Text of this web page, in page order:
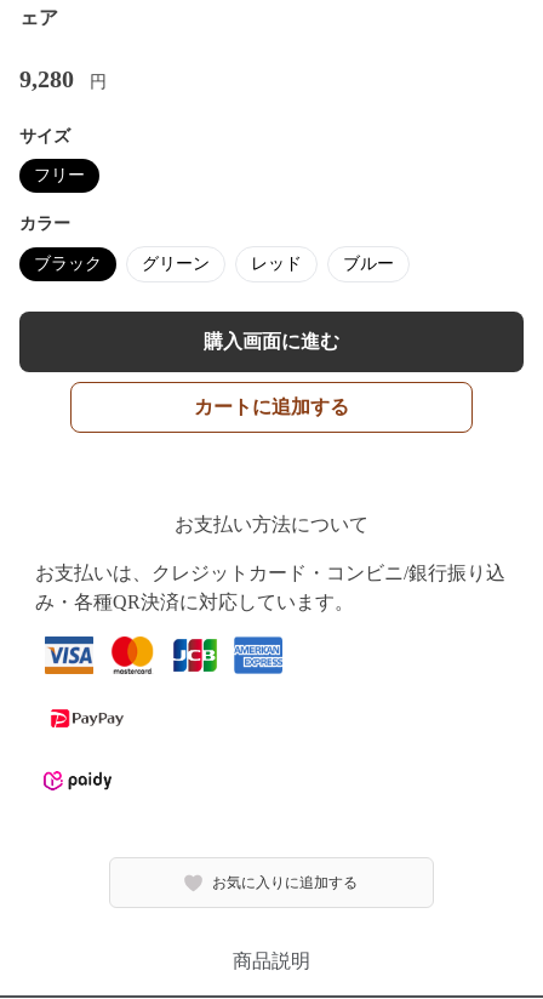
ェア
9,280 円
サイズ
フリー
カラー
ブラック グリーン レッド ブルー
購入画面に進む
カートに追加する
お支払い方法について
お支払いは、クレジットカード・コンビニ/銀行振り込
み・各種QR決済に対応しています。
お気に入りに追加する
商品説明